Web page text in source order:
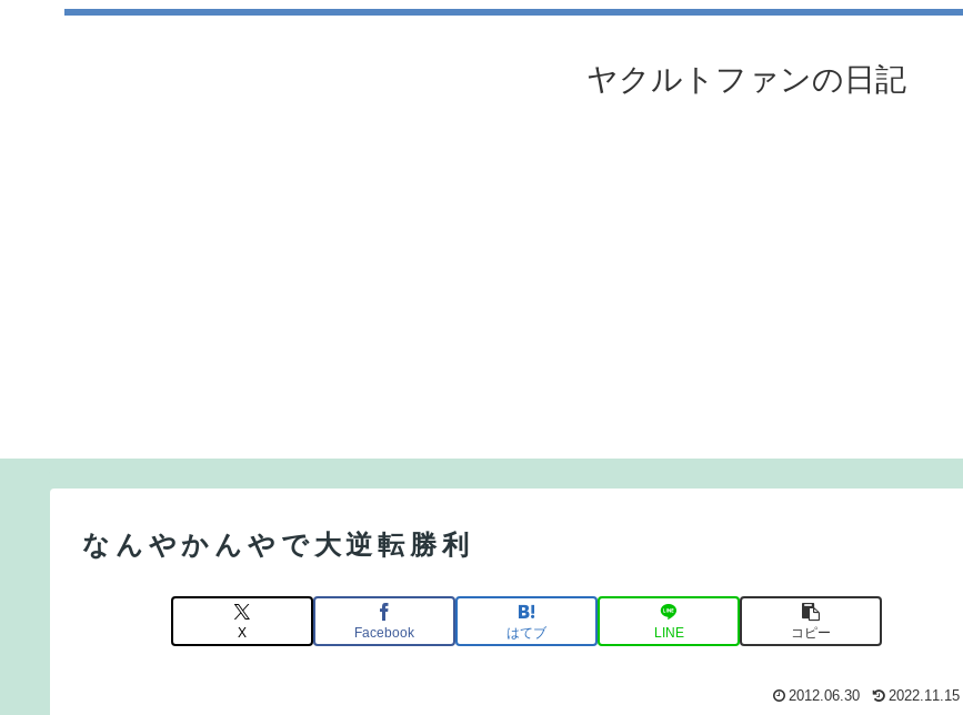
ヤクルトファンの日記
なんやかんやで大逆転勝利
X Facebook はてブ LINE コピー
2012.06.30 2022.11.15